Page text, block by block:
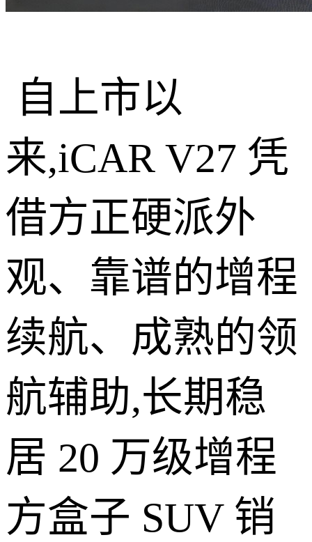
自上市以
来,iCAR V27 凭
借方正硬派外
观、靠谱的增程
续航、成熟的领
航辅助,长期稳
居 20 万级增程
方盒子 SUV 销